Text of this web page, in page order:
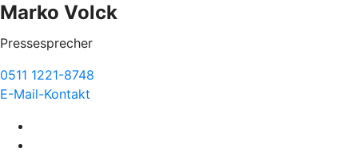
Marko Volck
Pressesprecher
0511 1221-8748
E-Mail-Kontakt